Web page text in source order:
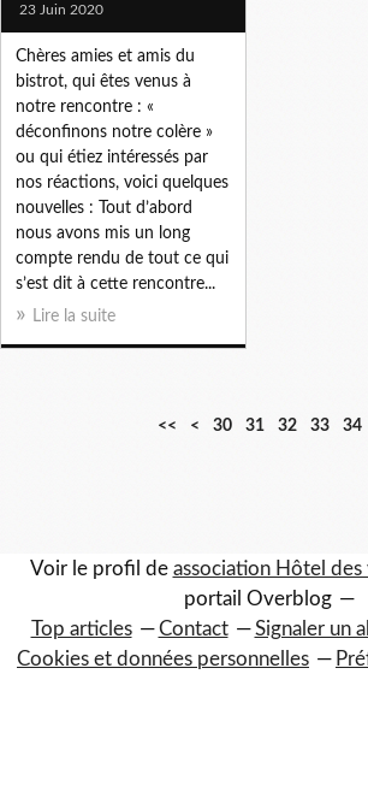
23 Juin 2020
Chères amies et amis du
bistrot, qui êtes venus à
notre rencontre : «
déconfinons notre colère »
ou qui étiez intéressés par
nos réactions, voici quelques
nouvelles : Tout d’abord
nous avons mis un long
compte rendu de tout ce qui
s’est dit à cette rencontre...
Lire la suite
<< <
1
2
30 31 32 33 34
Voir le profil de association Hôtel des
portail Overblog
Top articles
Contact Signaler un
Cookies et données personnelles